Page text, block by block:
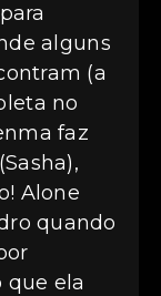
alguns
(a
no
faz
Alone
quando
que ela